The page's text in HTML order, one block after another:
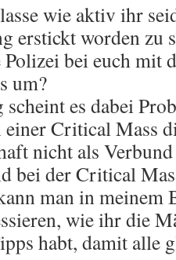
wie aktiv ihr
erstickt worden zu
bei euch mit
um?
es dabei
einer Critical Mass
nicht als
bei der Critical
man in meinem
wie ihr die
habt, damit alle